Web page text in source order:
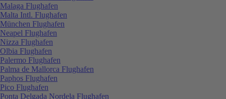
Malaga Flughafen
Malta Intl. Flughafen
München Flughafen
Neapel Flughafen
Nizza Flughafen
Olbia Flughafen
Palermo Flughafen
Palma de Mallorca Flughafen
Paphos Flughafen
Pico Flughafen
Ponta Delgada Nordela Flughafen